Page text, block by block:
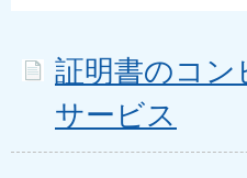
証明書のコン
サービス